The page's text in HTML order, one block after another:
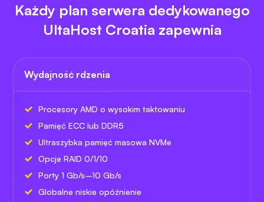
Każdy plan serwera dedykowanego
UltaHost Croatia zapewnia
Wydajność rdzenia
Procesory AMD o wysokim taktowaniu
Pamięć ECC lub DDR5
Ultraszybka pamięć masowa NVMe
Opcje RAID 0/1/10
Porty 1 Gb/s–10 Gb/s
Globalne niskie opóźnienie